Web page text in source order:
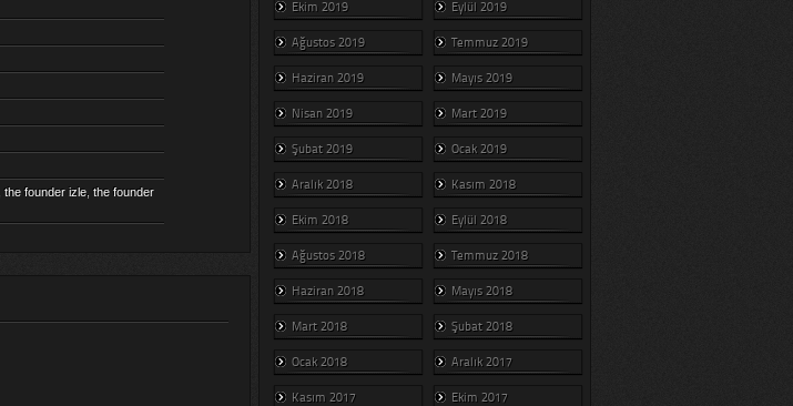
the founder izle, the founder
Ekim 2019 Eylül 2019
Ağustos 2019 Temmuz 2019
Haziran 2019 Mayıs 2019
Nisan 2019 Mart 2019
Şubat 2019 Ocak 2019
Aralık 2018 Kasım 2018
Ekim 2018 Eylül 2018
Ağustos 2018 Temmuz 2018
Haziran 2018 Mayıs 2018
Mart 2018 Şubat 2018
Ocak 2018 Aralık 2017
Kasım 2017 Ekim 2017